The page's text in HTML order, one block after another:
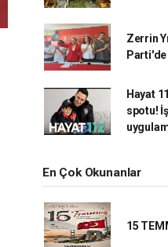
Zerrin
Parti'de
Hayat
spotu!
En Çok Okunanlar
15